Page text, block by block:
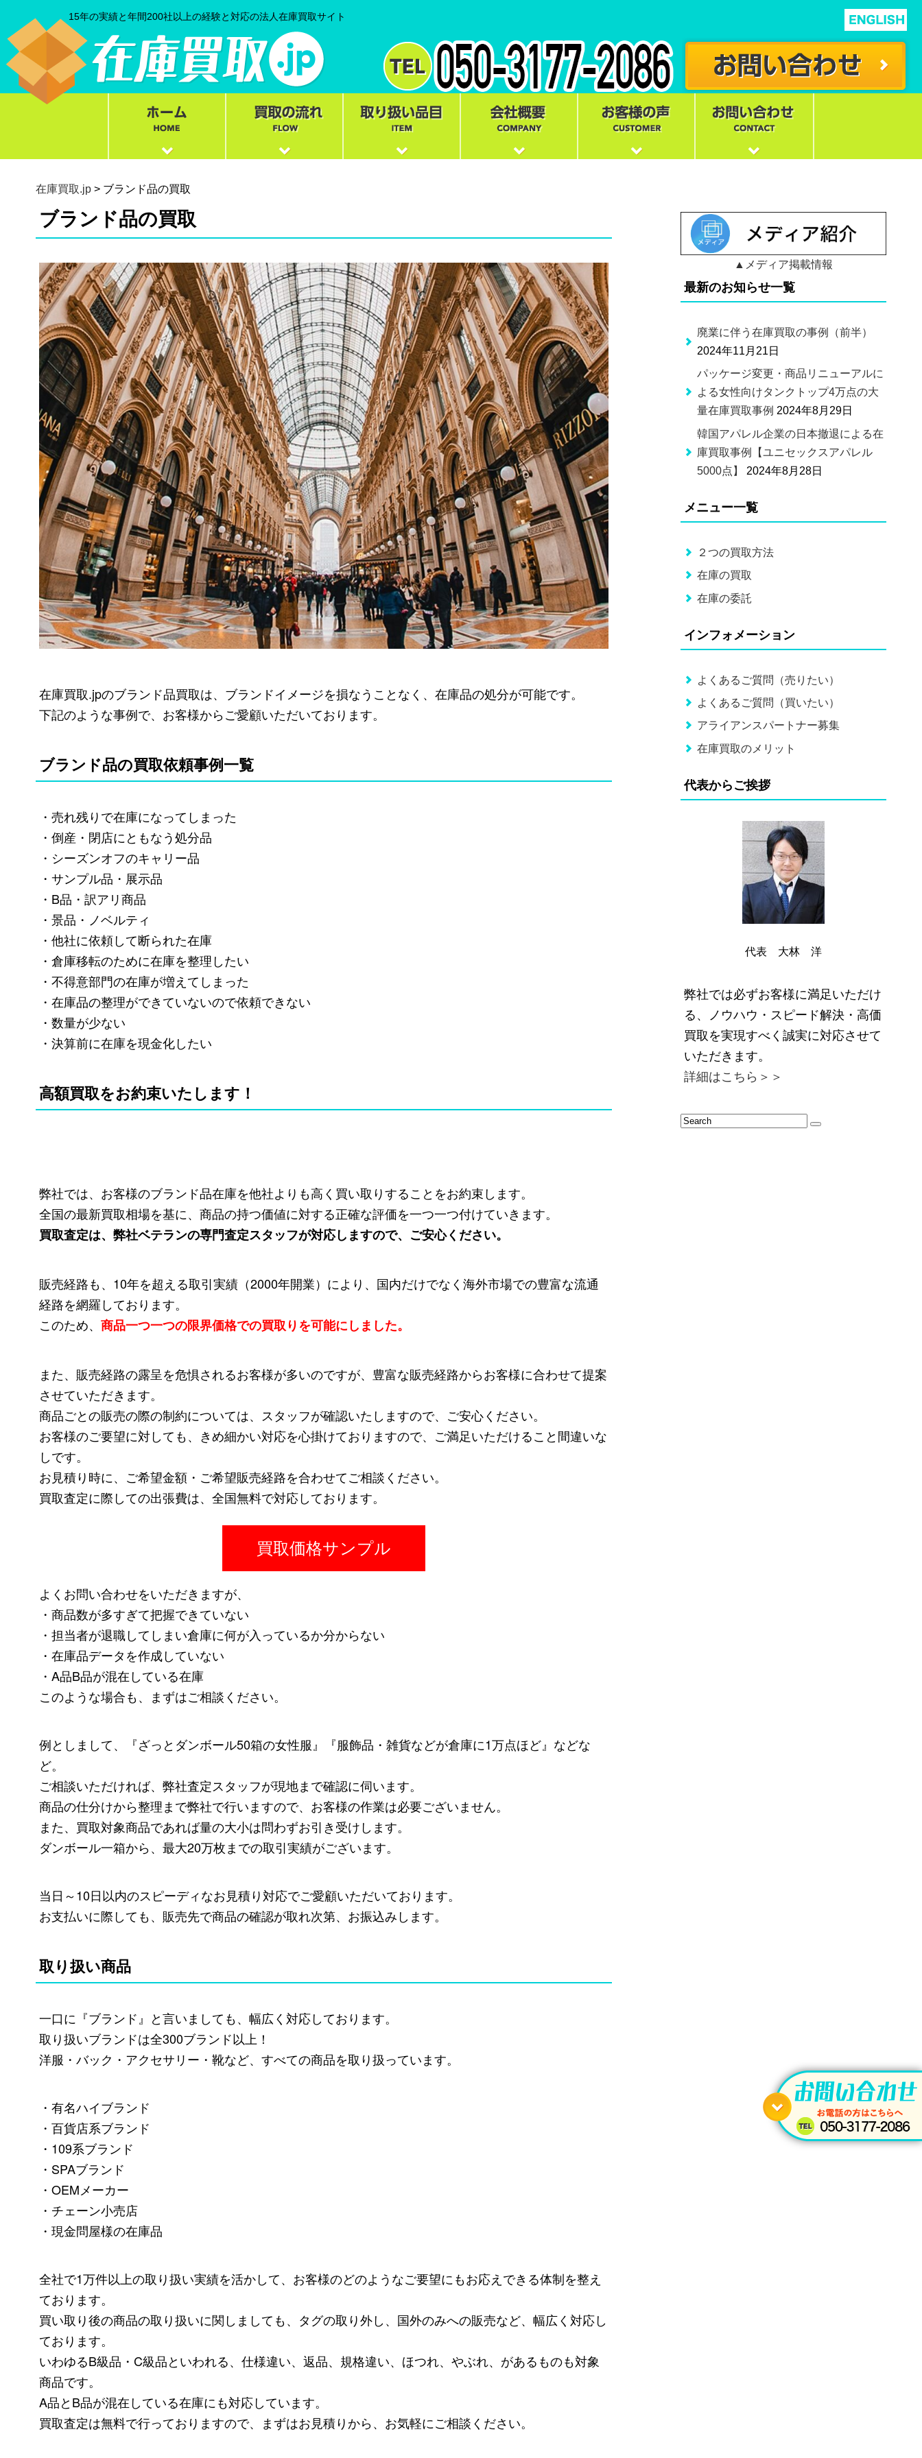
15年の実績と年間200社以上の経験と対応の法人在庫買取サイト
在庫買取.jp > ブランド品の買取
ブランド品の買取
在庫買取.jpのブランド品買取は、ブランドイメージを損なうことなく、在庫品の処分が可能です。
下記のような事例で、お客様からご愛顧いただいております。
ブランド品の買取依頼事例一覧
・売れ残りで在庫になってしまった
・倒産・閉店にともなう処分品
・シーズンオフのキャリー品
・サンプル品・展示品
・B品・訳アリ商品
・景品・ノベルティ
・他社に依頼して断られた在庫
・倉庫移転のために在庫を整理したい
・不得意部門の在庫が増えてしまった
・在庫品の整理ができていないので依頼できない
・数量が少ない
・決算前に在庫を現金化したい
高額買取をお約束いたします！
弊社では、お客様のブランド品在庫を他社よりも高く買い取りすることをお約束します。
全国の最新買取相場を基に、商品の持つ価値に対する正確な評価を一つ一つ付けていきます。
買取査定は、弊社ベテランの専門査定スタッフが対応しますので、ご安心ください。
販売経路も、10年を超える取引実績（2000年開業）により、国内だけでなく海外市場での豊富な流通
経路を網羅しております。
このため、
商品一つ一つの限界価格での買取りを可能にしました。
また、販売経路の露呈を危惧されるお客様が多いのですが、豊富な販売経路からお客様に合わせて提案
させていただきます。
商品ごとの販売の際の制約については、スタッフが確認いたしますので、ご安心ください。
お客様のご要望に対しても、きめ細かい対応を心掛けておりますので、ご満足いただけること間違いな
しです。
お見積り時に、ご希望金額・ご希望販売経路を合わせてご相談ください。
買取査定に際しての出張費は、全国無料で対応しております。
買取価格サンプル
よくお問い合わせをいただきますが、
・商品数が多すぎて把握できていない
・担当者が退職してしまい倉庫に何が入っているか分からない
・在庫品データを作成していない
・A品B品が混在している在庫
このような場合も、まずはご相談ください。
例としまして、『ざっとダンボール50箱の女性服』『服飾品・雑貨などが倉庫に1万点ほど』などな
ど。
ご相談いただければ、弊社査定スタッフが現地まで確認に伺います。
商品の仕分けから整理まで弊社で行いますので、お客様の作業は必要ございません。
また、買取対象商品であれば量の大小は問わずお引き受けします。
ダンボール一箱から、最大20万枚までの取引実績がございます。
当日～10日以内のスピーディなお見積り対応でご愛顧いただいております。
お支払いに際しても、販売先で商品の確認が取れ次第、お振込みします。
取り扱い商品
一口に『ブランド』と言いましても、幅広く対応しております。
取り扱いブランドは全300ブランド以上！
洋服・バック・アクセサリー・靴など、すべての商品を取り扱っています。
・有名ハイブランド
・百貨店系ブランド
・109系ブランド
・SPAブランド
・OEMメーカー
・チェーン小売店
・現金問屋様の在庫品
全社で1万件以上の取り扱い実績を活かして、お客様のどのようなご要望にもお応えできる体制を整え
ております。
買い取り後の商品の取り扱いに関しましても、タグの取り外し、国外のみへの販売など、幅広く対応し
ております。
いわゆるB級品・C級品といわれる、仕様違い、返品、規格違い、ほつれ、やぶれ、があるものも対象
商品です。
A品とB品が混在している在庫にも対応しています。
買取査定は無料で行っておりますので、まずはお見積りから、お気軽にご相談ください。
▲メディア掲載情報
最新のお知らせ一覧
廃業に伴う在庫買取の事例（前半）
2024年11月21日
パッケージ変更・商品リニューアルに
よる女性向けタンクトップ4万点の大
量在庫買取事例 2024年8月29日
韓国アパレル企業の日本撤退による在
庫買取事例【ユニセックスアパレル
5000点】
2024年8月28日
メニュー一覧
２つの買取方法
在庫の買取
在庫の委託
インフォメーション
よくあるご質問（売りたい）
よくあるご質問（買いたい）
アライアンスパートナー募集
在庫買取のメリット
代表からご挨拶
代表 大林 洋
弊社では必ずお客様に満足いただけ
る、ノウハウ・スピード解決・高価
買取を実現すべく誠実に対応させて
いただきます。
詳細はこちら＞＞